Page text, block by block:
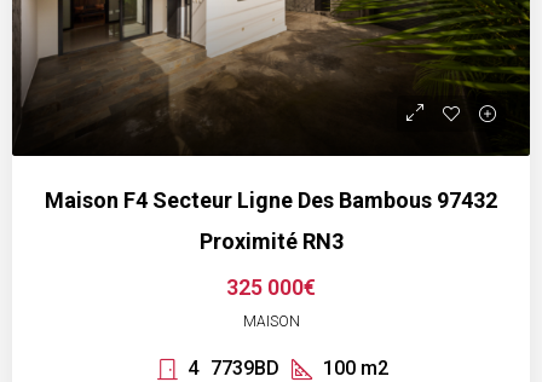
Maison F4 Secteur Ligne Des Bambous 97432
Proximité RN3
325 000€
MAISON
4 7739BD 100 m2